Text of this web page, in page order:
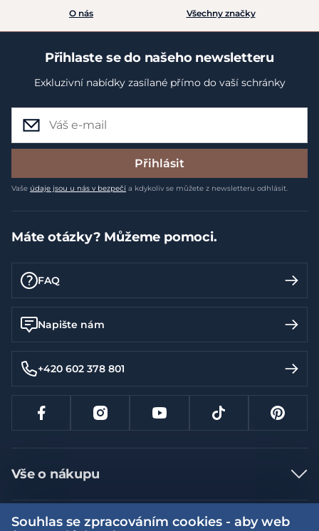
O nás Všechny značky
Přihlaste se do našeho newsletteru
Exkluzivní nabídky zasílané přímo do vaší schránky
Přihlásit
Vaše údaje jsou u nás v bezpečí a kdykoliv se můžete z newsletteru odhlásit.
Máte otázky? Můžeme pomoci.
FAQ
Napište nám
+420 602 378 801
Vše o nákupu
Jak nakupovat
Nejčastější dotazy
Více informací
Souhlas se zpracováním cookies - aby web